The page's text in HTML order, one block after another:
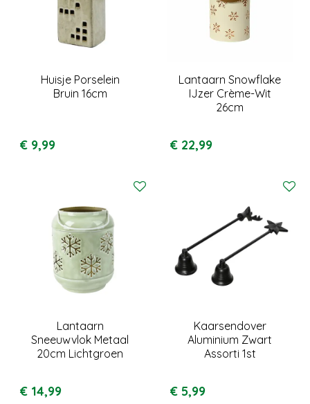
Huisje Porselein
Bruin 16cm
€ 9,99
Lantaarn Snowflake
IJzer Crème-Wit
26cm
€ 22,99
Lantaarn
Sneeuwvlok Metaal
20cm Lichtgroen
€ 14,99
Kaarsendover
Aluminium Zwart
Assorti 1st
€ 5,99